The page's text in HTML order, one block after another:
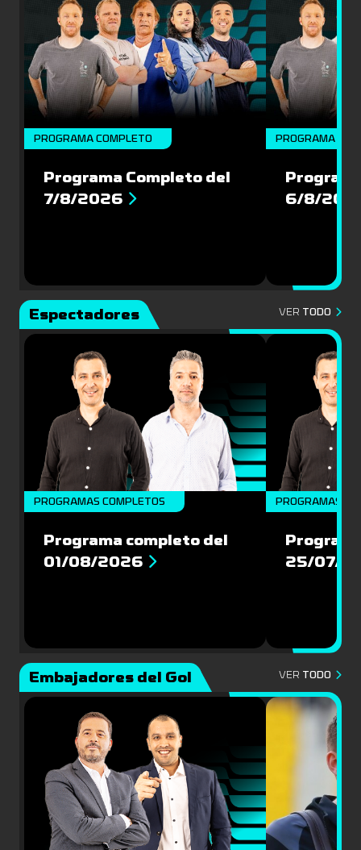
PROGRAMA COMPLETO
Programa Completo del
7/8/2026
PROGRAMA
6/8/
Espectadores VER TODO
PROGRAMAS COMPLETOS
Programa completo del
01/08/2026
PROGRAMAS
25/07/
Embajadores del Gol VER TODO